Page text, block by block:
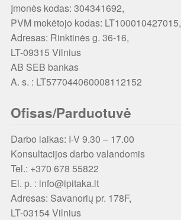
Įmonės kodas: 304341692,
PVM mokėtojo kodas: LT100010427015,
Adresas: Rinktinės g. 36-16,
LT-09315 Vilnius
AB SEB bankas
A. s. : LT577044060008112152
Ofisas/Parduotuvė
Darbo laikas: I-V 9.30 – 17.00
Konsultacijos darbo valandomis
Tel.: +370 678 55822
El. p. : info@ipitaka.lt
Adresas: Savanorių pr. 178F,
LT-03154 Vilnius